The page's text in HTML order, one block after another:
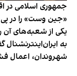
جمهوری اسلامی در
«جین وست» را در
یکی از شعبه‌های آن
به
شهروندان، اعمال